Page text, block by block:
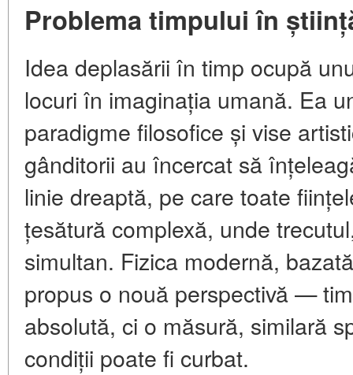
Problema timpului în
Idea deplasării în timp ocupă
locuri în imaginația umană. Ea
paradigme filosofice și vise
gânditorii au încercat să
linie dreaptă, pe care toate
țesătură complexă, unde
simultan. Fizica modernă,
propus o nouă perspectivă —
absolută, ci o măsură, similară
condiții poate fi curbat.